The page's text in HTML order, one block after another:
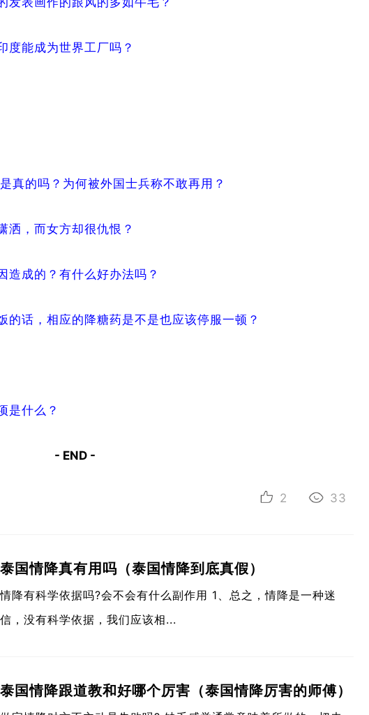
度能成为世界工厂吗？
真的吗？为何被外国士兵称不敢再用？
洒，而女方却很仇恨？
造成的？有什么好办法吗？
的话，相应的降糖药是不是也应该停服一顿？
是什么？
- END -
33
2
泰国情降真有用吗（泰国情降到底真假）
情降有科学依据吗?会不会有什么副作用 1、总之，情降是一种迷
信，没有科学依据，我们应该相...
泰国情降跟道教和好哪个厉害（泰国情降厉害的师傅）